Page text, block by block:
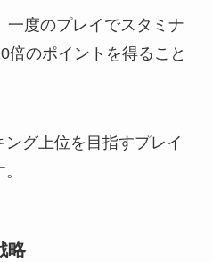
一度のプレイでスタミナ
倍のポイントを得ること
グ上位を目指すプレイ
略